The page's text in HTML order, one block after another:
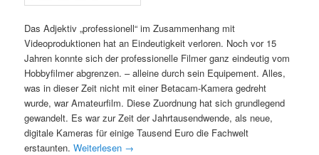
Das Adjektiv „professionell“ im Zusammenhang mit
Videoproduktionen hat an Eindeutigkeit verloren. Noch vor 15
Jahren konnte sich der professionelle Filmer ganz eindeutig vom
Hobbyfilmer abgrenzen. – alleine durch sein Equipement. Alles,
was in dieser Zeit nicht mit einer Betacam-Kamera gedreht
wurde, war Amateurfilm. Diese Zuordnung hat sich grundlegend
gewandelt. Es war zur Zeit der Jahrtausendwende, als neue,
digitale Kameras für einige Tausend Euro die Fachwelt
erstaunten.Weiterlesen →